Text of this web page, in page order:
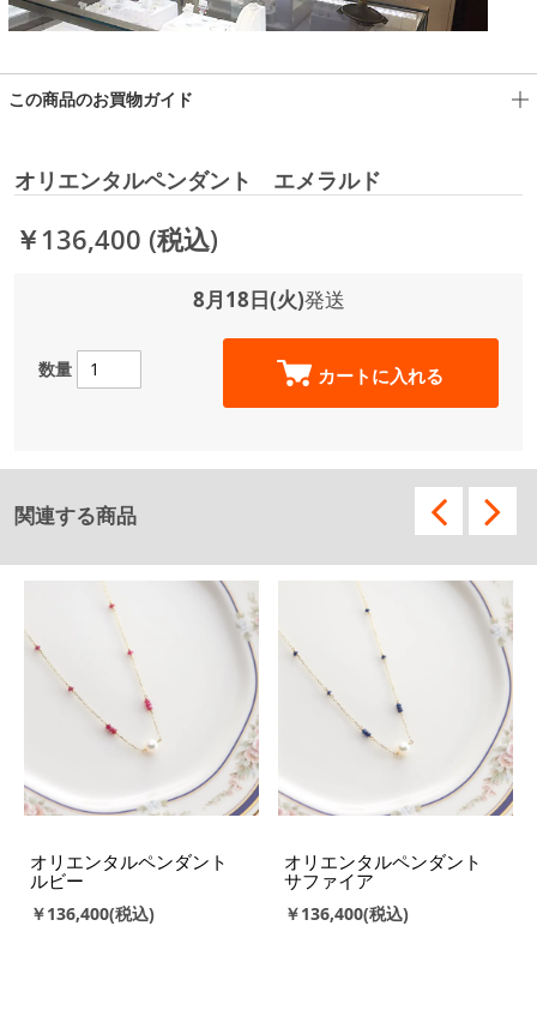
この商品のお買物ガイド
オリエンタルペンダント エメラルド
￥136,400 (税込)
8月18日(火)発送
数量 カートに入れる
関連する商品
オリエンタルペンダント
ルビー
￥136,400
オリエンタルペンダント
サファイア
￥136,400